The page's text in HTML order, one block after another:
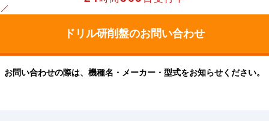
お問い合わせの際は、機種名・メーカー・型式をお知らせください。